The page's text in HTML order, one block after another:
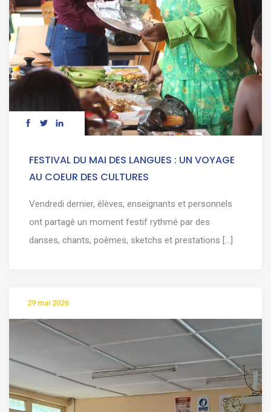
FESTIVAL DU MAI DES LANGUES : UN VOYAGE
AU COEUR DES CULTURES
Vendredi dernier, élèves, enseignants et personnels
ont partagé un moment festif rythmé par des
danses, chants, poèmes, sketchs et prestations [...]
29 mai 2026